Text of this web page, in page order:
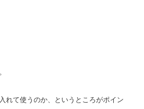
れて使うのか、というところがポイン